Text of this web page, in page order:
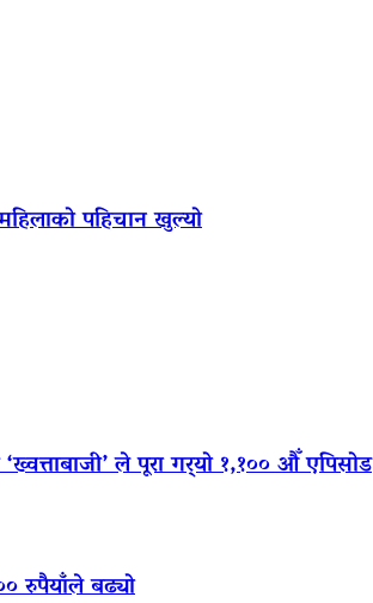
पहिचान खुल्यो
ले पूरा गर्‍यो १,१०० औँ एपिसोड
रुपैयाँले बढ्यो